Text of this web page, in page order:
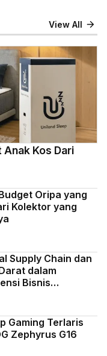
View All
Anak Kos Dari
Oripa yang
Kolektor yang
Supply Chain dan
dalam
Bisnis
Gaming Terlaris
Zephyrus G16